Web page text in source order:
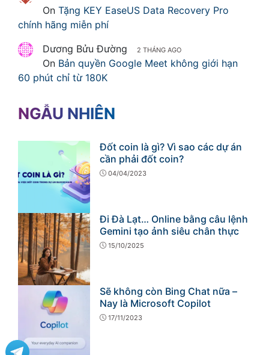
On Tặng KEY EaseUS Data Recovery Pro
chính hãng miễn phí
Dương Bửu Đường
2 THÁNG AGO
On Bản quyền Google Meet không giới hạn
60 phút chỉ từ 180K
NGẪU NHIÊN
Đốt coin là gì? Vì sao các dự án
cần phải đốt coin?
04/04/2023
Đi Đà Lạt… Online bằng câu lệnh
Gemini tạo ảnh siêu chân thực
15/10/2025
Sẽ không còn Bing Chat nữa –
Nay là Microsoft Copilot
17/11/2023